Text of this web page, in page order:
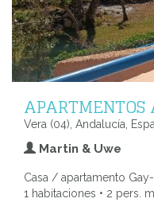
Vera (04), Andalucía,
Martin & Uwe
Casa / apartamento
1 habitaciones • 2 pers.